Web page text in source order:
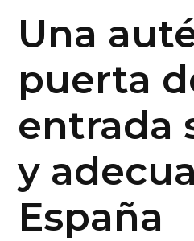
Una
puerta
entrada
y
España